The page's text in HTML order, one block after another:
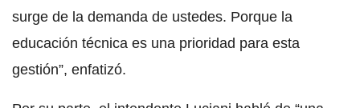
surge de la demanda de ustedes. Porque la
educación técnica es una prioridad para esta
gestión”, enfatizó.